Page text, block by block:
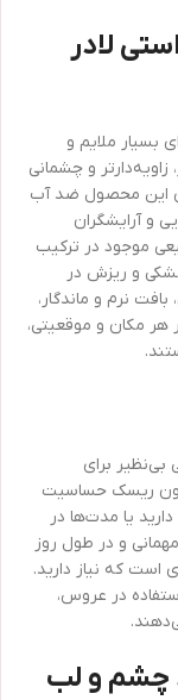
لادر
بسیار ملایم و
و چشمانی
این محصول ضد آب
و آرایشگران
موجود در ترکیب
و ریزش در
نرم و ماندگار،
هر مکان و موقعیتی،
استی لادر کد 124 انتخابی بی‌نظیر برای
ریسک حساسیت
یا مدت‌ها در
و در طول روز
است که نیاز دارید.
در عروس،
چشم و لب